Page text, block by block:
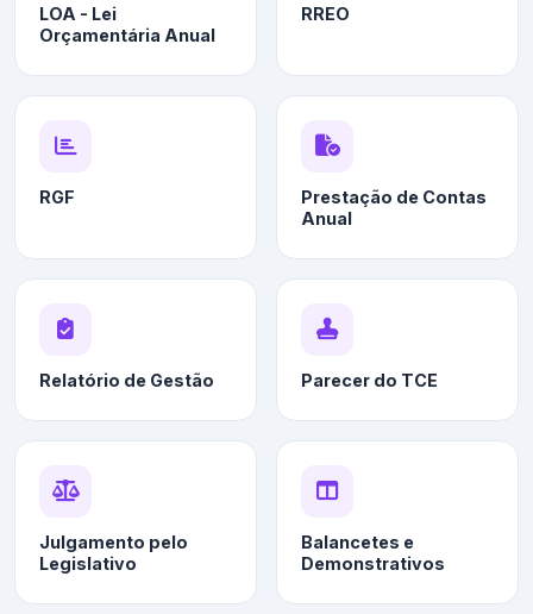
LOA - Lei
Orçamentária Anual
RREO
RGF
Prestação de Contas
Anual
Relatório de Gestão Parecer do TCE
Julgamento pelo
Legislativo
Balancetes e
Demonstrativos